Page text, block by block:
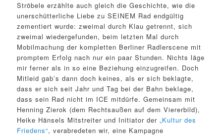
Ströbele erzählte auch gleich die Geschichte, wie die
unerschütterliche Liebe zu SEINEM Rad endgültig
zementiert wurde: zweimal durch Klau getrennt, sich
zweimal wiedergefunden, beim letzten Mal durch
Mobilmachung der kompletten Berliner Radlerscene mit
promptem Erfolg nach nur ein paar Stunden. Nichts läge
mir ferner als in so eine Beziehung einzugreifen. Doch
Mitleid gab’s dann doch keines, als er sich beklagte,
dass er sich seit Jahr und Tag bei der Bahn beklage,
dass sein Rad nicht im ICE mitdürfe. Gemeinsam mit
Henning Zierok (dem Rechtsaußen auf dem Viererbild),
Heike Hänsels Mitstreiter und Initiator der„Kultur des
Friedens“, verabredeten wir, eine Kampagne